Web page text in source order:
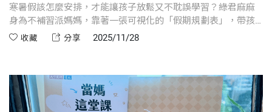
寒暑假該怎麼安排，才能讓孩子放鬆又不耽誤學習？綠君麻麻
身為不補習派媽媽，靠著一張可視化的「假期規劃表」，帶孩
子在假期中建立運動、閱讀與預習的生活節奏。她主張用孩子
收藏 分享 2025/11/28